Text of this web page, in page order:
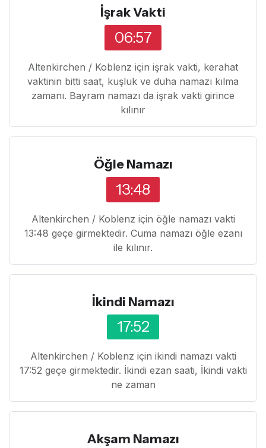
İşrak Vakti
06:57
Altenkirchen / Koblenz için işrak vakti, kerahat
vaktinin bitti saat, kuşluk ve duha namazı kılma
zamanı. Bayram namazı da işrak vakti girince
kılınır
Öğle Namazı
13:48
Altenkirchen / Koblenz için öğle namazı vakti
13:48 geçe girmektedir. Cuma namazı öğle ezanı
ile kılınır.
İkindi Namazı
17:52
Altenkirchen / Koblenz için ikindi namazı vakti
17:52 geçe girmektedir. İkindi ezan saati, İkindi vakti
ne zaman
Akşam Namazı